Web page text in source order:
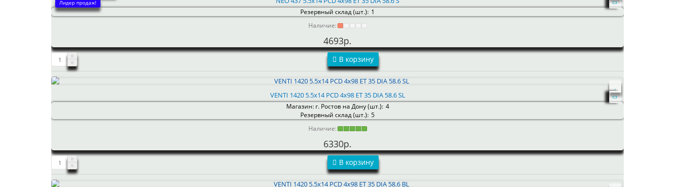
Лидер продаж!
Резервный склад (шт.): 1
Наличие:
4693р.
В корзину
VENTI 1420 5.5x14 PCD 4x98 ET 35 DIA 58.6 SL
Магазин: г. Ростов на Дону (шт.): 4
Резервный склад (шт.): 5
Наличие:
6330р.
В корзину